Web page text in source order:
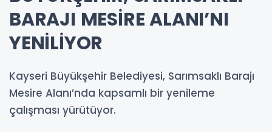
BARAJI MESİRE ALANI’NI
YENİLİYOR
Kayseri Büyükşehir Belediyesi, Sarımsaklı Barajı
Mesire Alanı’nda kapsamlı bir yenileme
çalışması yürütüyor.